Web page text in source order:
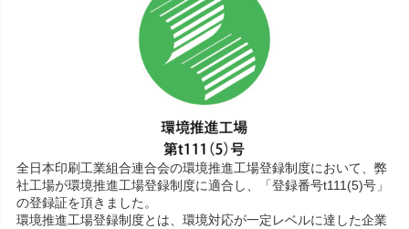
全日本印刷工業組合連合会の環境推進工場登録制度において、弊
社工場が環境推進工場登録制度に適合し、「登録番号t111(5)号」
の登録証を頂きました。
環境推進工場登録制度とは、環境対応が一定レベルに達した企業